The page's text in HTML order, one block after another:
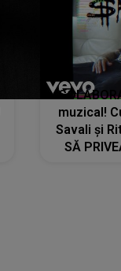
muzical!
Savali și
SĂ